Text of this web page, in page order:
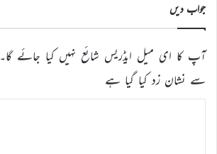
جواب دیں
آپ کا ای میل ایڈریس شائع نہیں کیا جائے گا۔
سے نشان زد کیا گیا ہے